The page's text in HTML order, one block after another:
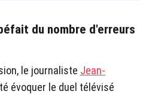
du nombre d'erreurs
le journaliste Jean-
évoquer le duel télévisé